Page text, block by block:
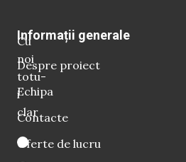
Cu
noi
totu-
i
clar
Informații generale
Despre proiect
Echipa
Contacte
Oferte de lucru